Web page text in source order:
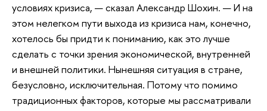
условиях кризиса, — сказал Александр Шохин. — И на
этом нелегком пути выхода из кризиса нам, конечно,
хотелось бы придти к пониманию, как это лучше
сделать с точки зрения экономической, внутренней
и внешней политики. Нынешняя ситуация в стране,
безусловно, исключительная. Потому что помимо
традиционных факторов, которые мы рассматривали